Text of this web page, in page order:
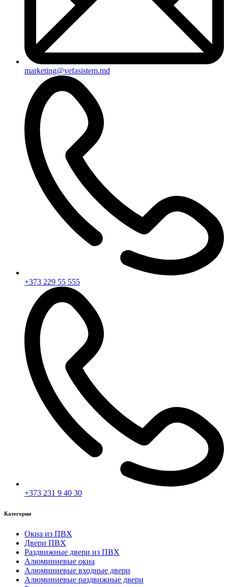
marketing@vefasistem.md
+373 229 55 555
+373 231 9 40 30
Категории
Окна из ПВХ
Двери ПВХ
Раздвижные двери из ПВХ
Алюминиевые окна
Алюминиевые входные двери
Алюминиевые раздвижные двери